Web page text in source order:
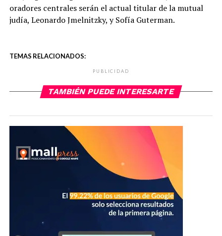
oradores centrales serán el actual titular de la mutual
judía, Leonardo Jmelnitzky, y Sofía Guterman.
TEMAS RELACIONADOS:
PUBLICIDAD
TAMBIÉN PUEDE INTERESARTE